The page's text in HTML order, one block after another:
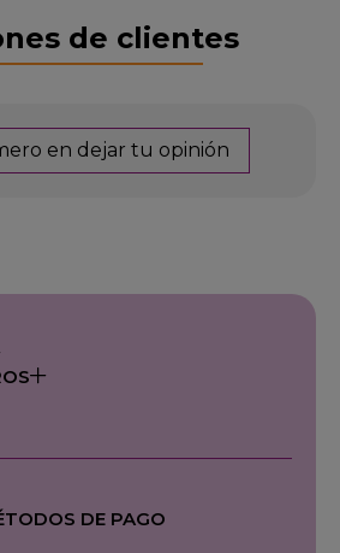
de clientes
en dejar tu opinión
DE PAGO